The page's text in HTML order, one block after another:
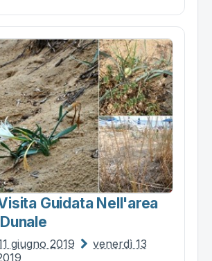
Guidata Nell'area
giugno 2019
venerdì 13